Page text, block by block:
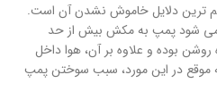
ترین دلایل خاموش نشدن آن است.
می شود پمپ به مکش بیش از حد
بوده و علاوه بر آن، هوا داخل
در این مورد، سبب سوختن پمپ